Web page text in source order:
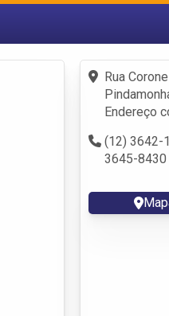
Fazer login
Criar conta
Rua
Endereço
(12) 3642-
3645-8430